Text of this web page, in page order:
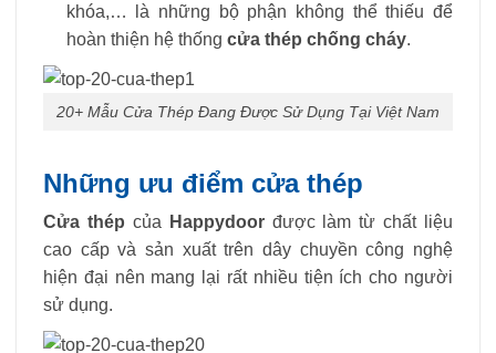
khóa,… là những bộ phận không thể thiếu để
hoàn thiện hệ thống cửa thép chống cháy.
20+ Mẫu Cửa Thép Đang Được Sử Dụng Tại Việt Nam
Những ưu điểm cửa thép
Cửa thép của Happydoorđược làm từ chất liệu
cao cấp và sản xuất trên dây chuyền công nghệ
hiện đại nên mang lại rất nhiều tiện ích cho người
sử dụng.